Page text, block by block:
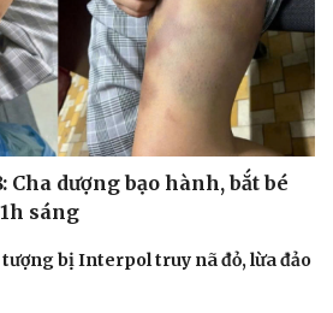
Giải trí
Nghệ sĩ
Thời trang
Cha dượng bạo hành, bắt bé
sáng
bị Interpol truy nã đỏ, lừa đảo